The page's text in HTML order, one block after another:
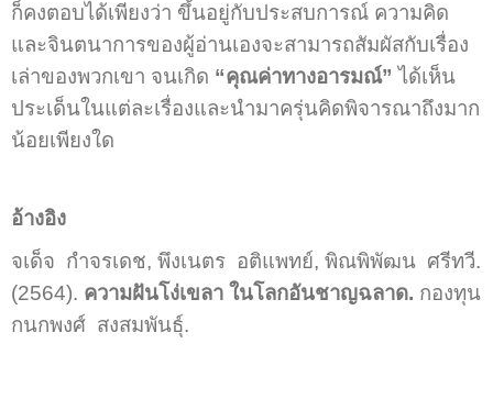
ก็คงตอบได้เพียงว่า ขึ้นอยู่กับประสบการณ์ ความคิด
และจินตนาการของผู้อ่านเองจะสามารถสัมผัสกับเรื่อง
เล่าของพวกเขา จนเกิด “คุณค่าทางอารมณ์” ได้เห็น
ประเด็นในแต่ละเรื่องและนำมาครุ่นคิดพิจารณาถึงมาก
น้อยเพียงใด
อ้างอิง
จเด็จ กำจรเดช, พึงเนตร อติแพทย์, พิณพิพัฒน ศรีทวี.
(2564). ความฝันโง่เขลา ในโลกอันชาญฉลาด. กองทุน
กนกพงศ์ สงสมพันธุ์.